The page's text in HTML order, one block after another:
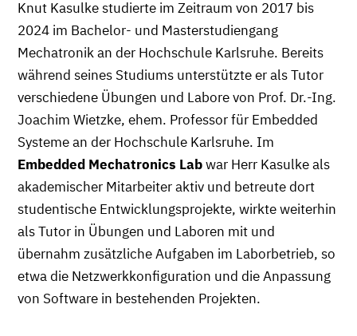
Knut Kasulke studierte im Zeitraum von 2017 bis
2024 im Bachelor- und Masterstudiengang
Mechatronik an der Hochschule Karlsruhe. Bereits
während seines Studiums unterstützte er als Tutor
verschiedene Übungen und Labore von Prof. Dr.-Ing.
Joachim Wietzke, ehem. Professor für Embedded
Systeme an der Hochschule Karlsruhe. Im
Embedded Mechatronics Labwar Herr Kasulke als
akademischer Mitarbeiter aktiv und betreute dort
studentische Entwicklungsprojekte, wirkte weiterhin
als Tutor in Übungen und Laboren mit und
übernahm zusätzliche Aufgaben im Laborbetrieb, so
etwa die Netzwerkkonfiguration und die Anpassung
von Software in bestehenden Projekten.